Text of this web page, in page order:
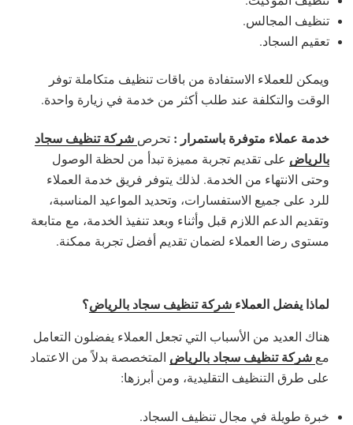
تنظيف المجالس.
تعقيم السجاد.
ويمكن للعملاء الاستفادة من باقات تنظيف متكاملة توفر
الوقت والتكلفة عند طلب أكثر من خدمة في زيارة واحدة.
خدمة عملاء متوفرة باستمرار : تحرص شركة تنظيف سجاد
بالرياض على تقديم تجربة مميزة تبدأ من لحظة الوصول
وحتى الانتهاء من الخدمة. لذلك يتوفر فريق خدمة العملاء
للرد على جميع الاستفسارات، وتحديد المواعيد المناسبة،
وتقديم الدعم اللازم قبل وأثناء وبعد تنفيذ الخدمة، مع متابعة
مستوى رضا العملاء لضمان تقديم أفضل تجربة ممكنة.
لماذا يفضل العملاء شركة تنظيف سجاد بالرياض؟
هناك العديد من الأسباب التي تجعل العملاء يفضلون التعامل
مع شركة تنظيف سجاد بالرياض المتخصصة بدلاً من الاعتماد
على طرق التنظيف التقليدية، ومن أبرزها:
خبرة طويلة في مجال تنظيف السجاد.